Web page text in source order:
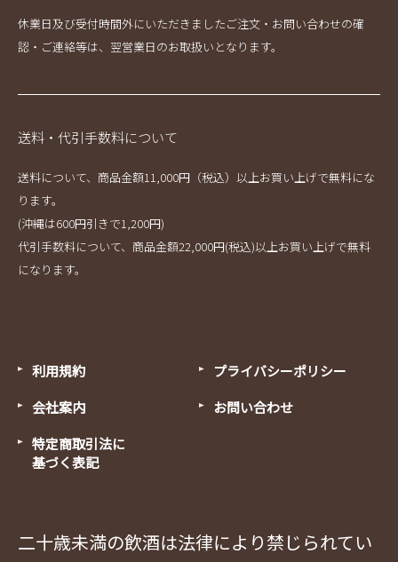
休業日及び受付時間外にいただきましたご注文・お問い合わせの確
認・ご連絡等は、翌営業日のお取扱いとなります。
送料・代引手数料について
送料について、商品金額11,000円（税込）以上お買い上げで無料にな
ります。
(沖縄は600円引きで1,200円)
代引手数料について、商品金額22,000円(税込)以上お買い上げで無料
になります。
利用規約
プライバシーポリシー
会社案内
お問い合わせ
特定商取引法に
基づく表記
二十歳未満の飲酒は法律により禁じられてい